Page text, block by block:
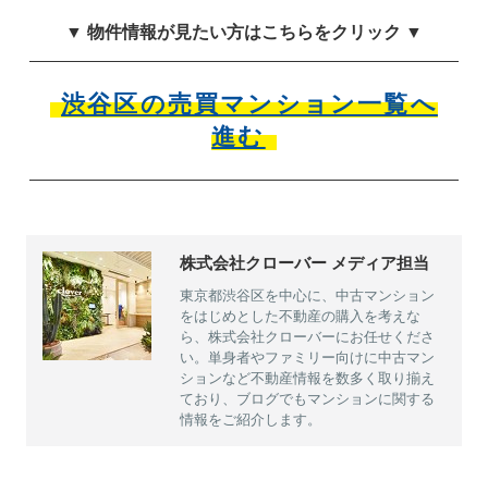
▼ 物件情報が見たい方はこちらをクリック ▼
渋谷区の売買マンション一覧へ
進む
株式会社クローバー メディア担当
東京都渋谷区を中心に、中古マンション
をはじめとした不動産の購入を考えな
ら、株式会社クローバーにお任せくださ
い。単身者やファミリー向けに中古マン
ションなど不動産情報を数多く取り揃え
ており、ブログでもマンションに関する
情報をご紹介します。